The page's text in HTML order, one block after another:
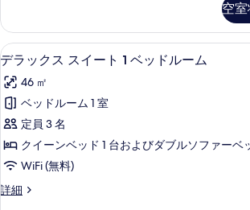
べ
て
の
写
真
を
表
す
詳
細
ー
ム
ク
イ
ー
ン
ベ
ッ
ド
ア
ダ
ブ
ル
ー
ム
ク
イ
ー
ン
ベ
空
デ
ラ
ッ
ク
ス
ス
ー
デラックス
5
デラックス スイート 1 ベッドルーム
46 ㎡
ベッドルーム 1 室
定員 3 名
クイーンベッド 1 台およびダブルソファーベ
WiFi (無料)
詳細
デ